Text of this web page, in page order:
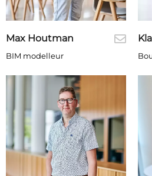
Max Houtman
BIM modelleur